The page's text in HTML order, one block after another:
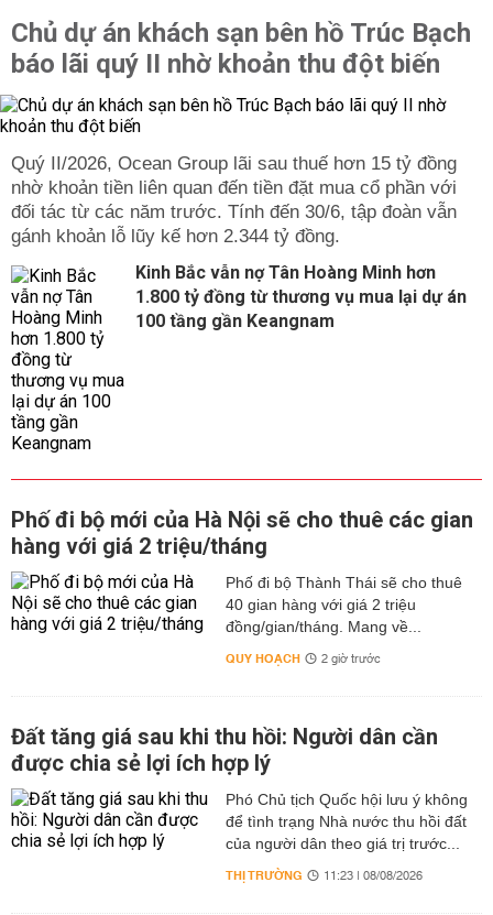
Chủ dự án khách sạn bên hồ Trúc Bạch
báo lãi quý II nhờ khoản thu đột biến
Quý II/2026, Ocean Group lãi sau thuế hơn 15 tỷ đồng
nhờ khoản tiền liên quan đến tiền đặt mua cổ phần với
đối tác từ các năm trước. Tính đến 30/6, tập đoàn vẫn
gánh khoản lỗ lũy kế hơn 2.344 tỷ đồng.
Kinh Bắc vẫn nợ Tân Hoàng Minh hơn
1.800 tỷ đồng từ thương vụ mua lại dự án
100 tầng gần Keangnam
Phố đi bộ mới của Hà Nội sẽ cho thuê các gian
hàng với giá 2 triệu/tháng
Phố đi bộ Thành Thái sẽ cho thuê
40 gian hàng với giá 2 triệu
đồng/gian/tháng. Mang về...
QUY HOẠCH 2 giờ trước
Đất tăng giá sau khi thu hồi: Người dân cần
được chia sẻ lợi ích hợp lý
Phó Chủ tịch Quốc hội lưu ý không
để tình trạng Nhà nước thu hồi đất
của người dân theo giá trị trước...
THỊ TRƯỜNG 11:23 | 08/08/2026